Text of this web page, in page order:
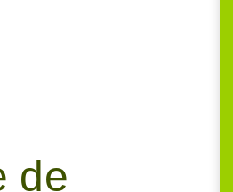
de